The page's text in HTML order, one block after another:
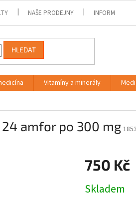
NAŠE PRODEJNY INFORMACE
HLEDAT
Vitamíny a minerály
amfor po 300 mg 1853
750 Kč
cena:
Skladem